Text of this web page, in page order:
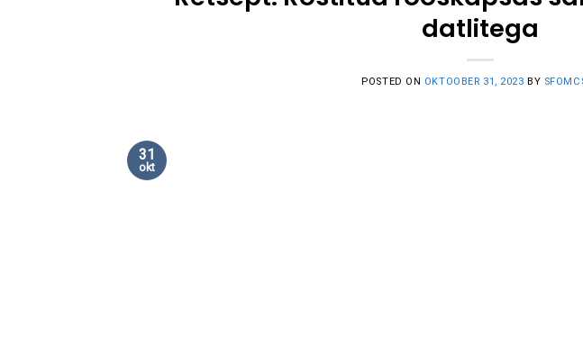
datlitega
POSTED ON OKTOOBER 31, 2023 BY
31
okt